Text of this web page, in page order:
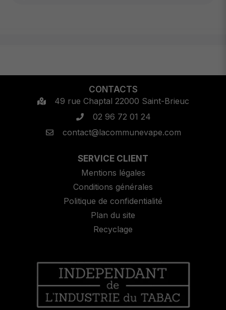
CONTACTS
49 rue Chaptal 22000 Saint-Brieuc
02 96 72 01 24
contact@lacommunevape.com
SERVICE CLIENT
Mentions légales
Conditions générales
Politique de confidentialité
Plan du site
Recyclage